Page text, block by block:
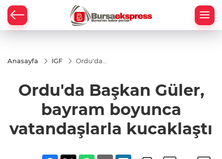
Anasayfa İGF
Ordu'da
bayram
boyunca
vatandaşlarla
kucaklaştı
Ordu'da Başkan Güler,
bayram boyunca
vatandaşlarla kucaklaştı